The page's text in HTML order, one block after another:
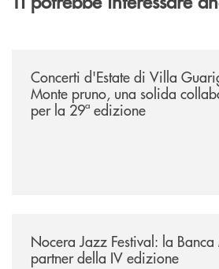
Concerti d'Estate di Villa
Monte pruno, una solida
per la 29ª edizione
Nocera Jazz Festival: la Banca
partner della IV edizione